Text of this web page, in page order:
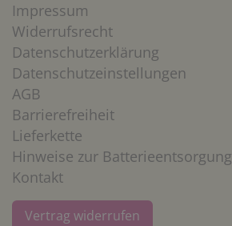
Impressum
Widerrufsrecht
Datenschutzerklärung
Datenschutzeinstellungen
AGB
Barrierefreiheit
Lieferkette
Hinweise zur Batterieentsorgung
Kontakt
Vertrag widerrufen